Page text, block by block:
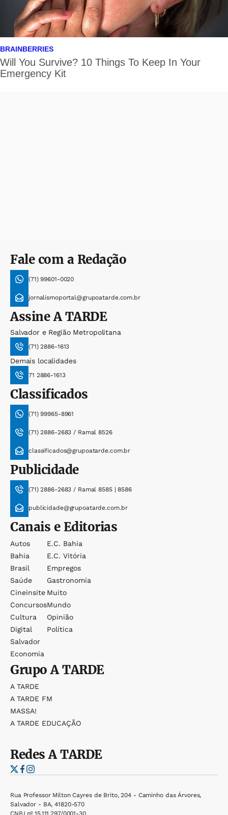
Fale com a Redação
(71) 99601-0020
jornalismoportal@grupoatarde.com.br
AssineA TARDE
Salvador e Região Metropolitana
(71) 2886-1613
Demais localidades
71 2886-1613
Classificados
(71) 99965-8961
(71) 2886-2683 / Ramal 8526
classificados@grupoatarde.com.br
Publicidade
(71) 2886-2683 / Ramal 8585 | 8586
publicidade@grupoatarde.com.br
Canais e Editorias
Autos
Bahia
Brasil
Saúde
Cineinsite
Concursos
Cultura
Digital
Salvador
Economia
E.c. Bahia
E.c. Vitória
Empregos
Gastronomia
Muito
Mundo
Opinião
Política
GrupoA TARDE
A TARDE
A TARDE FM
MASSA!
A TARDE EDUCAÇÃO
RedesA TARDE
Rua Professor Milton Cayres de Brito, 204 - Caminho das Árvores,
Salvador - BA, 41820-570
CNPJ nº 15.111.297/0001-30